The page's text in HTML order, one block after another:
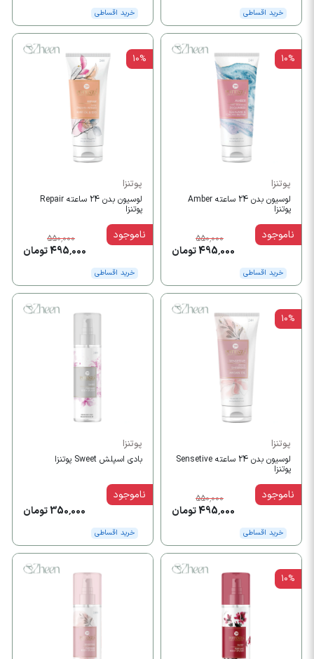
خرید اقساطی خرید اقساطی
10%
پوتنزا
لوسیون بدن 24 ساعته Amber
پوتنزا
550,000
495,000 تومان
خرید اقساطی
ناموجود
10%
پوتنزا
لوسیون بدن 24 ساعته Repair
پوتنزا
550,000
495,000 تومان
خرید اقساطی
ناموجود
10%
پوتنزا
لوسیون بدن 24 ساعته Sensetive
پوتنزا
550,000
495,000 تومان
خرید اقساطی
ناموجود
پوتنزا
بادی اسپلش Sweet پوتنزا
350,000 تومان
خرید اقساطی
ناموجود
10%